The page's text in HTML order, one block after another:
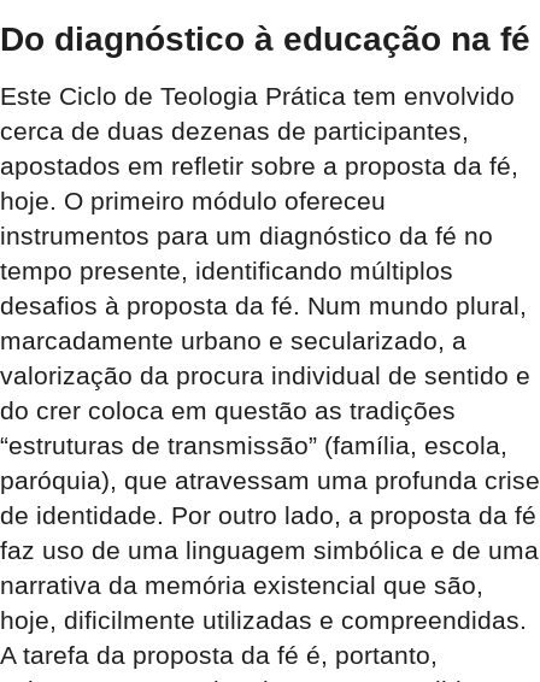
Do diagnóstico à educação na fé
Este Ciclo de Teologia Prática tem envolvido
cerca de duas dezenas de participantes,
apostados em refletir sobre a proposta da fé,
hoje. O primeiro módulo ofereceu
instrumentos para um diagnóstico da fé no
tempo presente, identificando múltiplos
desafios à proposta da fé. Num mundo plural,
marcadamente urbano e secularizado, a
valorização da procura individual de sentido e
do crer coloca em questão as tradições
“estruturas de transmissão” (família, escola,
paróquia), que atravessam uma profunda crise
de identidade. Por outro lado, a proposta da fé
faz uso de uma linguagem simbólica e de uma
narrativa da memória existencial que são,
hoje, dificilmente utilizadas e compreendidas.
A tarefa da proposta da fé é, portanto,